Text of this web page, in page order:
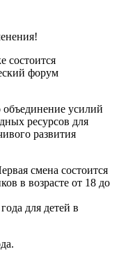
состоится
форум
усилий
ресурсов для
развития
смена состоится
в возрасте от 18 до
для детей в